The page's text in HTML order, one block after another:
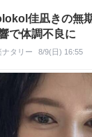
佳凪きの無
で体調不良に
ナタリー 8/9(日) 16:55